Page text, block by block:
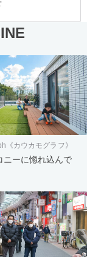
《カウカモグラフ》
ニーに惚れ込んで